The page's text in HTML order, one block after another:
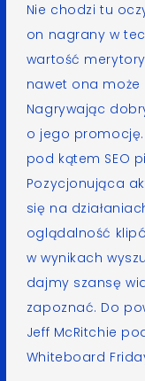
Nie chodzi tu
on nagrany w
wartość
nawet ona może
Nagrywając
o jego
pod kątem SEO
Pozycjonująca
się na
oglądalność
w wynikach
dajmy szansę
zapoznać. Do
Jeff McRitchie
Whiteboard